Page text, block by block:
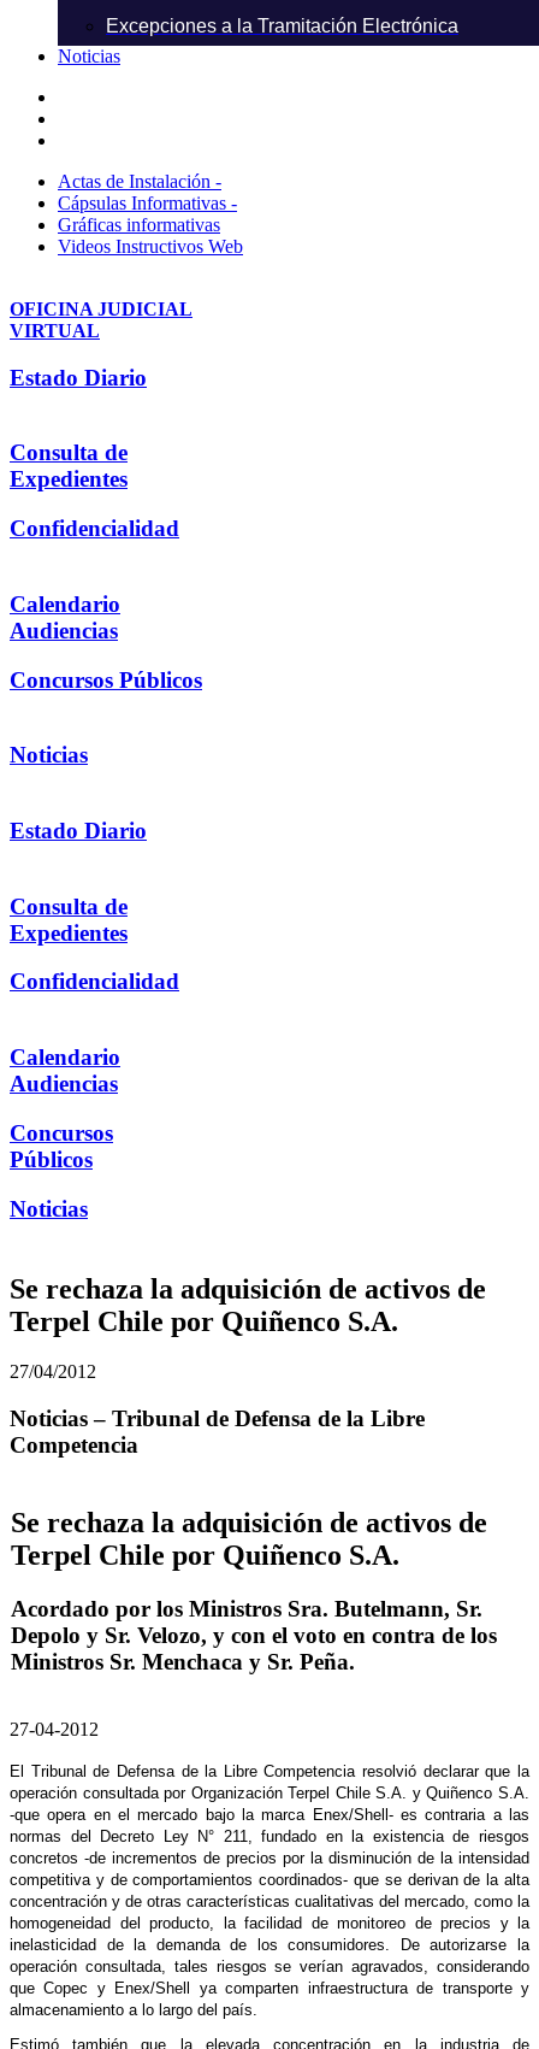
Excepciones a la Tramitación Electrónica
Noticias
Actas de Instalación -
Cápsulas Informativas -
Gráficas informativas
Videos Instructivos Web
OFICINA JUDICIAL
VIRTUAL
Estado Diario
Consulta de
Expedientes
Confidencialidad
Calendario
Audiencias
Concursos Públicos
Noticias
Estado Diario
Consulta de
Expedientes
Confidencialidad
Calendario
Audiencias
Concursos
Públicos
Noticias
Se rechaza la adquisición de activos de
Terpel Chile por Quiñenco S.A.
27/04/2012
Noticias – Tribunal de Defensa de la Libre
Competencia
Se rechaza la adquisición de activos de
Terpel Chile por Quiñenco S.A.
Acordado por los Ministros Sra. Butelmann, Sr.
Depolo y Sr. Velozo, y con el voto en contra de los
Ministros Sr. Menchaca y Sr. Peña.
27-04-2012
El Tribunal de Defensa de la Libre Competencia resolvió declarar que la
operación consultada por Organización Terpel Chile S.A. y Quiñenco S.A.
-que opera en el mercado bajo la marca Enex/Shell- es contraria a las
normas del Decreto Ley N° 211, fundado en la existencia de riesgos
concretos -de incrementos de precios por la disminución de la intensidad
competitiva y de comportamientos coordinados- que se derivan de la alta
concentración y de otras características cualitativas del mercado, como la
homogeneidad del producto, la facilidad de monitoreo de precios y la
inelasticidad de la demanda de los consumidores. De autorizarse la
operación consultada, tales riesgos se verían agravados, considerando
que Copec y Enex/Shell ya comparten infraestructura de transporte y
almacenamiento a lo largo del país.
Estimó también que la elevada concentración en la industria de